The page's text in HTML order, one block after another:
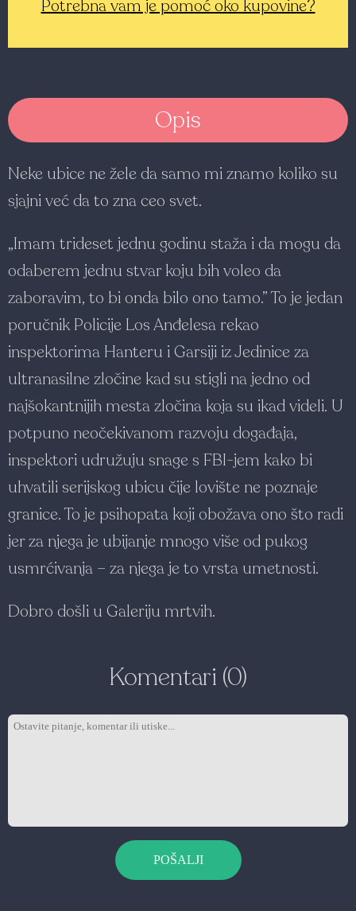
Potrebna vam je pomoć oko kupovine?
Opis
Neke ubice ne žele da samo mi znamo koliko su
sjajni već da to zna ceo svet.
„Imam trideset jednu godinu staža i da mogu da
odaberem jednu stvar koju bih voleo da
zaboravim, to bi onda bilo ono tamo.” To je jedan
poručnik Policije Los Anđelesa rekao
inspektorima Hanteru i Garsiji iz Jedinice za
ultranasilne zločine kad su stigli na jedno od
najšokantnijih mesta zločina koja su ikad videli. U
potpuno neočekivanom razvoju događaja,
inspektori udružuju snage s FBI-jem kako bi
uhvatili serijskog ubicu čije lovište ne poznaje
granice. To je psihopata koji obožava ono što radi
jer za njega je ubijanje mnogo više od pukog
usmrćivanja – za njega je to vrsta umetnosti.
Dobro došli u Galeriju mrtvih.
Komentari (0)
POŠALJI